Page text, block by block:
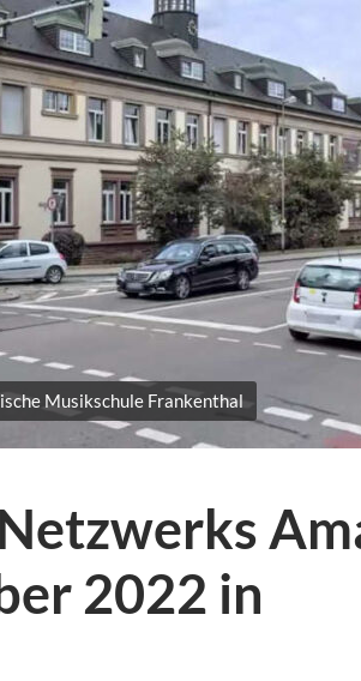
Musikschule Frankenthal
2022 in